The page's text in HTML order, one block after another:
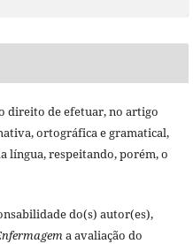
direito de efetuar, no artigo
ortográfica e gramatical,
língua, respeitando, porém, o
do(s) autor(es),
a avaliação do